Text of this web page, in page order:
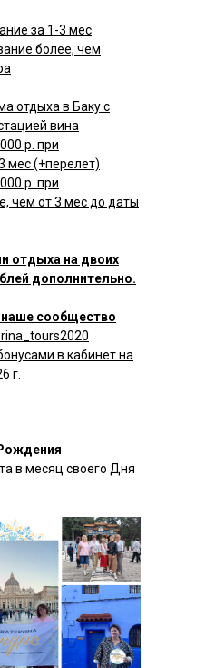
в месяц своего Дня
за 1-3 мес
более, чем
отдыха в Баку с
вина
р. при
мес (+перелет)
р. при
чем от 3 мес до даты
отдыха на двоих
дополнительно.
наше сообщество
в кабинет на
г.